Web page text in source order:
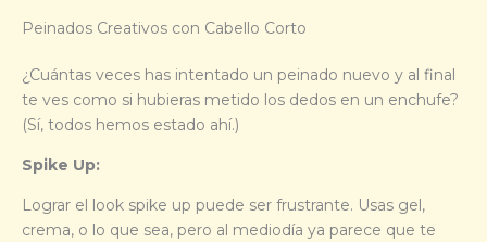
Peinados Creativos con Cabello Corto
¿Cuántas veces has intentado un peinado nuevo y al final
te ves como si hubieras metido los dedos en un enchufe?
(Sí, todos hemos estado ahí.)
Spike Up:
Lograr el look spike up puede ser frustrante. Usas gel,
crema, o lo que sea, pero al mediodía ya parece que te